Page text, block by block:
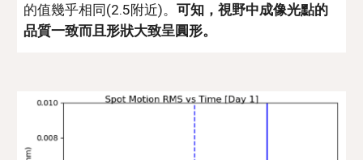
的值幾乎相同(2.5附近)。可知，視野中成像光點的
品質一致而且形狀大致呈圓形。